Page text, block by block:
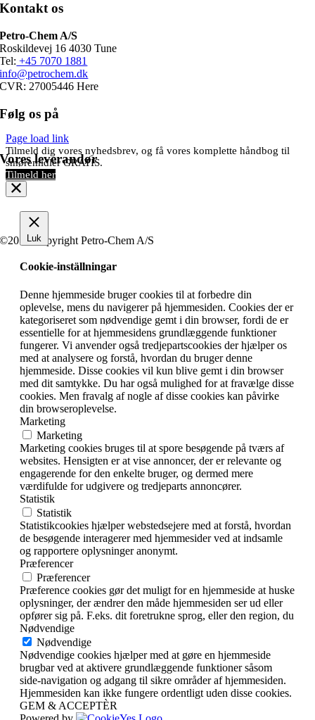
Kontakt os
Petro-Chem A/S
Roskildevej 16 4030 Tune
Tel: +45 7070 1881
info@petrochem.dk
CVR: 27005446 Here
Følg os på
Vores leverandør
©2019 Copyright Petro-Chem A/S
Page load link
Tilmeld dig vores nyhedsbrev, og få vores komplette håndbog til
smøremidler GRATIS.
Tilmeld her
Luk
Cookie-inställningar
Denne hjemmeside bruger cookies til at forbedre din
oplevelse, mens du navigerer på hjemmesiden. Cookies der er
kategoriseret som nødvendige gemt i din browser, fordi de er
essentielle for at hjemmesidens grundlæggende funktioner
fungerer. Vi anvender også tredjepartscookies der hjælper os
med at analysere og forstå, hvordan du bruger denne
hjemmeside. Disse cookies vil kun blive gemt i din browser
med dit samtykke. Du har også mulighed for at fravælge disse
cookies. Men fravalg af nogle af disse cookies kan påvirke
din browseroplevelse.
Marketing
Marketing
Marketing cookies bruges til at spore besøgende på tværs af
websites. Hensigten er at vise annoncer, der er relevante og
engagerende for den enkelte bruger, og dermed mere
værdifulde for udgivere og tredjeparts annoncører.
Statistik
Statistik
Statistikcookies hjælper webstedsejere med at forstå, hvordan
de besøgende interagerer med hjemmesider ved at indsamle
og rapportere oplysninger anonymt.
Præferencer
Præferencer
Præference cookies gør det muligt for en hjemmeside at huske
oplysninger, der ændrer den måde hjemmesiden ser ud eller
opfører sig på. F.eks. dit foretrukne sprog, eller den region, du
Nødvendige
Nødvendige
Nødvendige cookies hjælper med at gøre en hjemmeside
brugbar ved at aktivere grundlæggende funktioner såsom
side-navigation og adgang til sikre områder af hjemmesiden.
Hjemmesiden kan ikke fungere ordentligt uden disse cookies.
GEM & ACCEPTÈR